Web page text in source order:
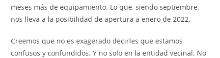
meses más de equipamiento. Lo que, siendo septiembre,
nos lleva a la posibilidad de apertura a enero de 2022.
Creemos que no es exagerado decirles que estamos
confusos y confundidos. Y no solo en la entidad vecinal. No